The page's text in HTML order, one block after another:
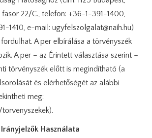
fasor 22/C., telefon: +36-1-391-1400,
1410, e-mail: ugyfelszolgalat@naih.hu)
A per elbírálása a törvényszék
A per – az Érintett választása szerint –
törvényszék előtt is megindítható (a
és elérhetőségét az alábbi
meg:
Használata